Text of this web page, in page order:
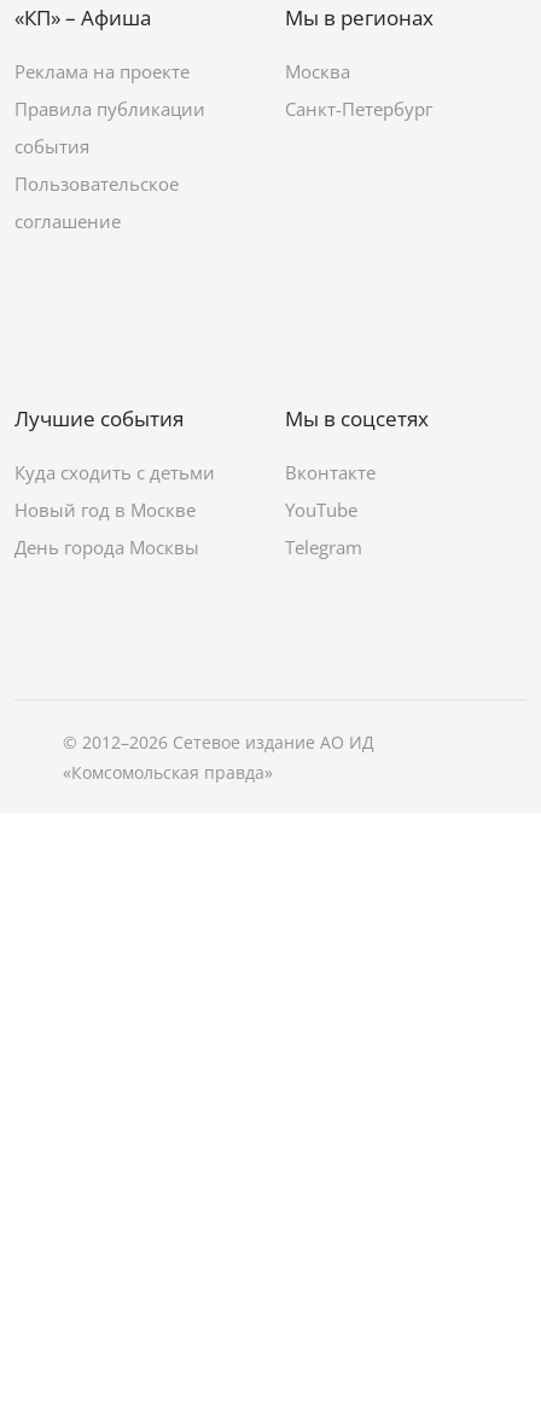
«КП» – Афиша
Реклама на проекте
Правила публикации
события
Пользовательское
соглашение
Мы в регионах
Москва
Санкт-Петербург
Лучшие события
Куда сходить с детьми
Новый год в Москве
День города Москвы
Мы в соцсетях
Вконтакте
YouTube
Telegram
© 2012–2026 Сетевое издание АО ИД
«Комсомольская правда»